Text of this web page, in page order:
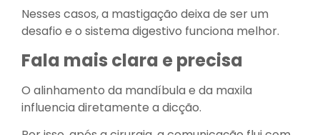
Nesses casos, a mastigação deixa de ser um
desafio e o sistema digestivo funciona melhor.
Fala mais clara e precisa
O alinhamento da mandíbula e da maxila
influencia diretamente a dicção.